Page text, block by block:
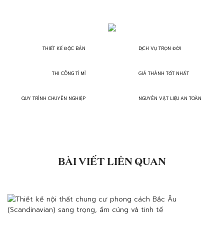
THIẾT KẾ ĐỘC BẢN
THI CÔNG TỈ MỈ
QUY TRÌNH CHUYÊN NGHIỆP
DỊCH VỤ TRỌN ĐỜI
GIÁ THÀNH TỐT NHẤT
NGUYÊN VẬT LIỆU AN TOÀN
BÀI VIẾT LIÊN QUAN